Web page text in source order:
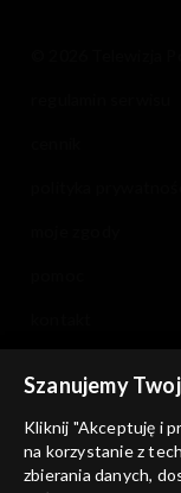
informacje o
Szanujemy
Kliknij "Akceptuję i
na korzystanie z
zbierania danych,